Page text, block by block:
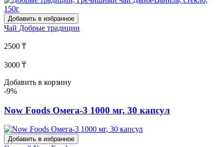
Добавить в избранное
Чай Добрые традиции
2500 ₸
3000 ₸
Добавить в корзину
-9%
Now Foods Омега-3 1000 мг, 30 капсул
Добавить в избранное